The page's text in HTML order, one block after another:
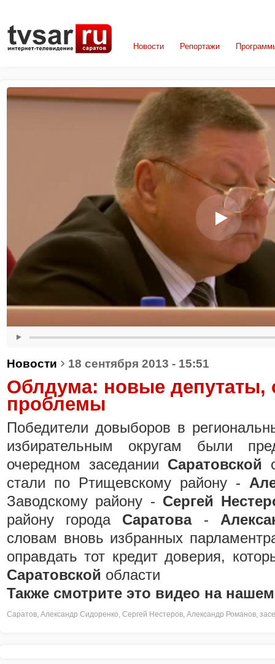
Новости Репортажи
Новости › 18 сентября 2013 - 15:51
Облдума: новые депутаты,
проблемы
Победители довыборов в
избирательным округам были
очередном заседании Саратовской
стали по Ртищевскому району -
Заводскому району - Сергей
району города Саратова-
словам вновь избранных
оправдать тот кредит доверия,
Саратовской области
Также смотрите это видео на
Саратов, Александр Сидоренко, Сергей Нестеров, Александр Романов,